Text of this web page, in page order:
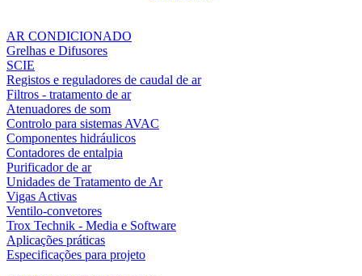
AR CONDICIONADO
Grelhas e Difusores
SCIE
Registos e reguladores de caudal de ar
Filtros - tratamento de ar
Atenuadores de som
Controlo para sistemas AVAC
Componentes hidráulicos
Contadores de entalpia
Purificador de ar
Unidades de Tratamento de Ar
Vigas Activas
Ventilo-convetores
Trox Technik - Media e Software
Aplicações práticas
Especificações para projeto